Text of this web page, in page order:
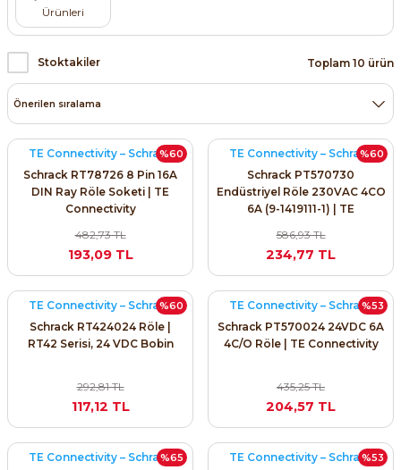
ve Transmitterleri
Sinamics S120 Modüler Sürücü Sistemi
Sinamics V20 Hız Kontrol Cihazları
Sinamics V90 Servo Sürücü Sistemi
Sayaçları
(Power Supply)
Taşıma Sistemleri - Spiral , Boru ,
Rölesi, Cihazları ve Anahtarları
- UPS
SIMATIC ET200 Dağıtılmış Giriş-Çkış
SIMATIC ET200SP Open Controller
SIMATIC ExProof Panel PC'ler ve Thin
SIMATIC HMI Operatör Paneller
SIMATIC S7-1200
SIMATIC S7-300
SIMATIC SAFETY
SIMATIC TIA PORTAL HMI Yazılımları
Ürünleri
Stoktakiler Toplam 10 ürün
%60
TE Connectivity – Schrack
Schrack RT78726 8 Pin 16A
DIN Ray Röle Soketi | TE
Connectivity
482,73 TL
193,09 TL
%60
TE Connectivity – Schrack
Schrack PT570730
Endüstriyel Röle 230VAC 4CO
6A (9-1419111-1) | TE
586,93 TL
234,77 TL
%60
TE Connectivity – Schrack
Schrack RT424024 Röle |
RT42 Serisi, 24 VDC Bobin
292,81 TL
117,12 TL
%53
TE Connectivity – Schrack
Schrack PT570024 24VDC 6A
4C/O Röle | TE Connectivity
435,25 TL
204,57 TL
%65
TE Connectivity – Schrack
%53
TE Connectivity – Schrack